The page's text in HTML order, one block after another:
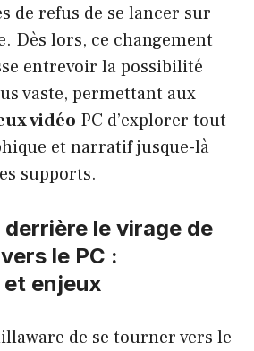
de refus de se lancer sur
Dès lors, ce changement
entrevoir la possibilité
vaste, permettant aux
vidéo PC d’explorer tout
et narratif jusque-là
supports.
le virage de
le PC :
enjeux
de se tourner vers le